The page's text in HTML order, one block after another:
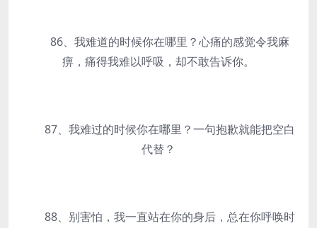
86、我难道的时候你在哪里？心痛的感觉令我麻
痹，痛得我难以呼吸，却不敢告诉你。
87、我难过的时候你在哪里？一句抱歉就能把空白
代替？
88、别害怕，我一直站在你的身后，总在你呼唤时